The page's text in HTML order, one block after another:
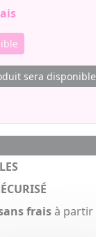
sera disponible
fraisà partir